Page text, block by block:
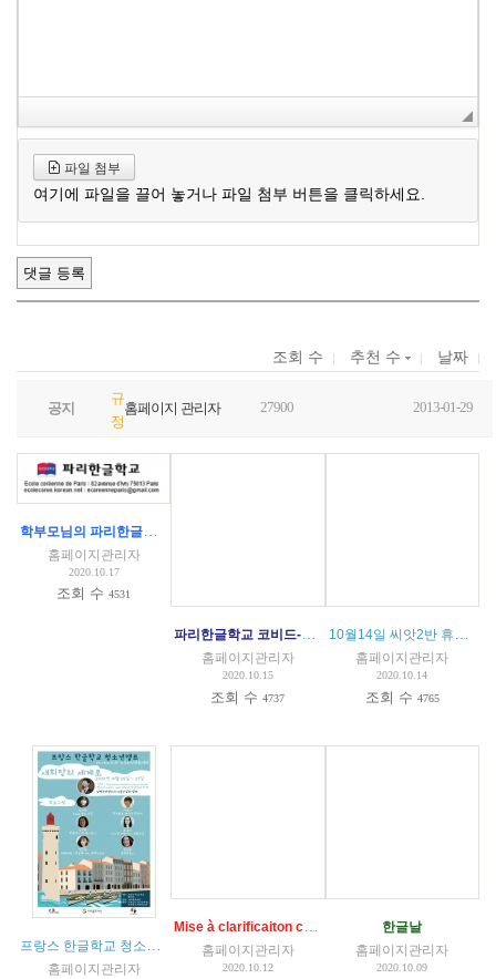
파일 첨부
여기에 파일을 끌어 놓거나 파일 첨부 버튼을 클릭하세요.
조회 수 추천 수 날짜
공지
규
정
홈페이지 관리자 27900 2013-01-29
홈페이지관리자
2020.10.17
조회 수4531
파리한글학교 코비드-19 대응 수업 지침 공문 발송 내용
홈페이지관리자
2020.10.15
조회 수4737
10월14일 씨앗2반 휴강 - 확진케이스 경과
홈페이지관리자
2020.10.14
조회 수 4765
(1)
홈페이지관리자
Mise à clarificaiton conduite à tenir COVID 19 - IMPORTANT
홈페이지관리자
2020.10.12
한글날
홈페이지관리자
2020.10.09